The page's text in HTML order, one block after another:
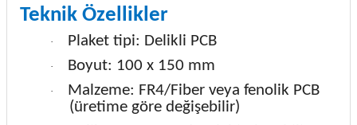
Teknik Özellikler
· Plaket tipi: Delikli PCB
· Boyut: 100 x 150 mm
·
Malzeme: FR4/Fiber veya fenolik PCB
(üretime göre değişebilir)